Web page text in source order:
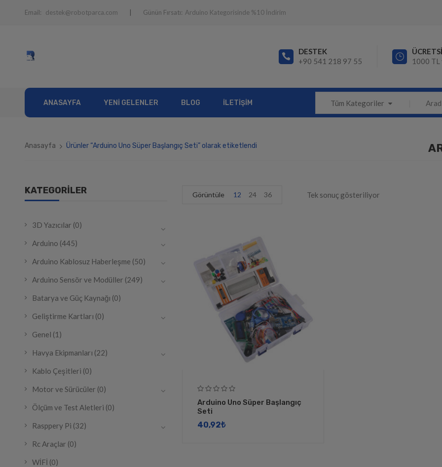
Email: destek@robotparca.com Günün Fırsatı: Arduino Kategorisinde %10 İndirim
DESTEK
+90 541 218 97 55
1000 TL
ANASAYFA YENI GELENLER BLOG İLETIŞIM Tüm Kategoriler
Anasayfa Ürünler “Arduino Uno Süper Başlangıç Seti” olarak etiketlendi
KATEGORILER
3D Yazıcılar (0)
Arduino (445)
Arduino Kablosuz Haberleşme (50)
Arduino Sensör ve Modüller (249)
Batarya ve Güç Kaynağı (0)
Geliştirme Kartları (0)
Genel (1)
Havya Ekipmanları (22)
Kablo Çeşitleri (0)
Motor ve Sürücüler (0)
Ölçüm ve Test Aletleri (0)
Rasppery Pi (32)
Rc Araçlar (0)
WİFİ (0)
Tek sonuç gösteriliyor
Görüntüle 12 24 36
Arduino Uno Süper Başlangıç
Seti
40,92​₺